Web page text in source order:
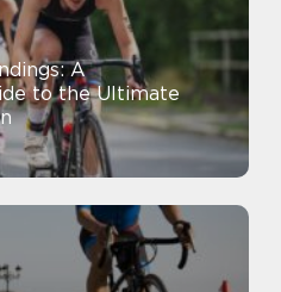
A
to the Ultimate